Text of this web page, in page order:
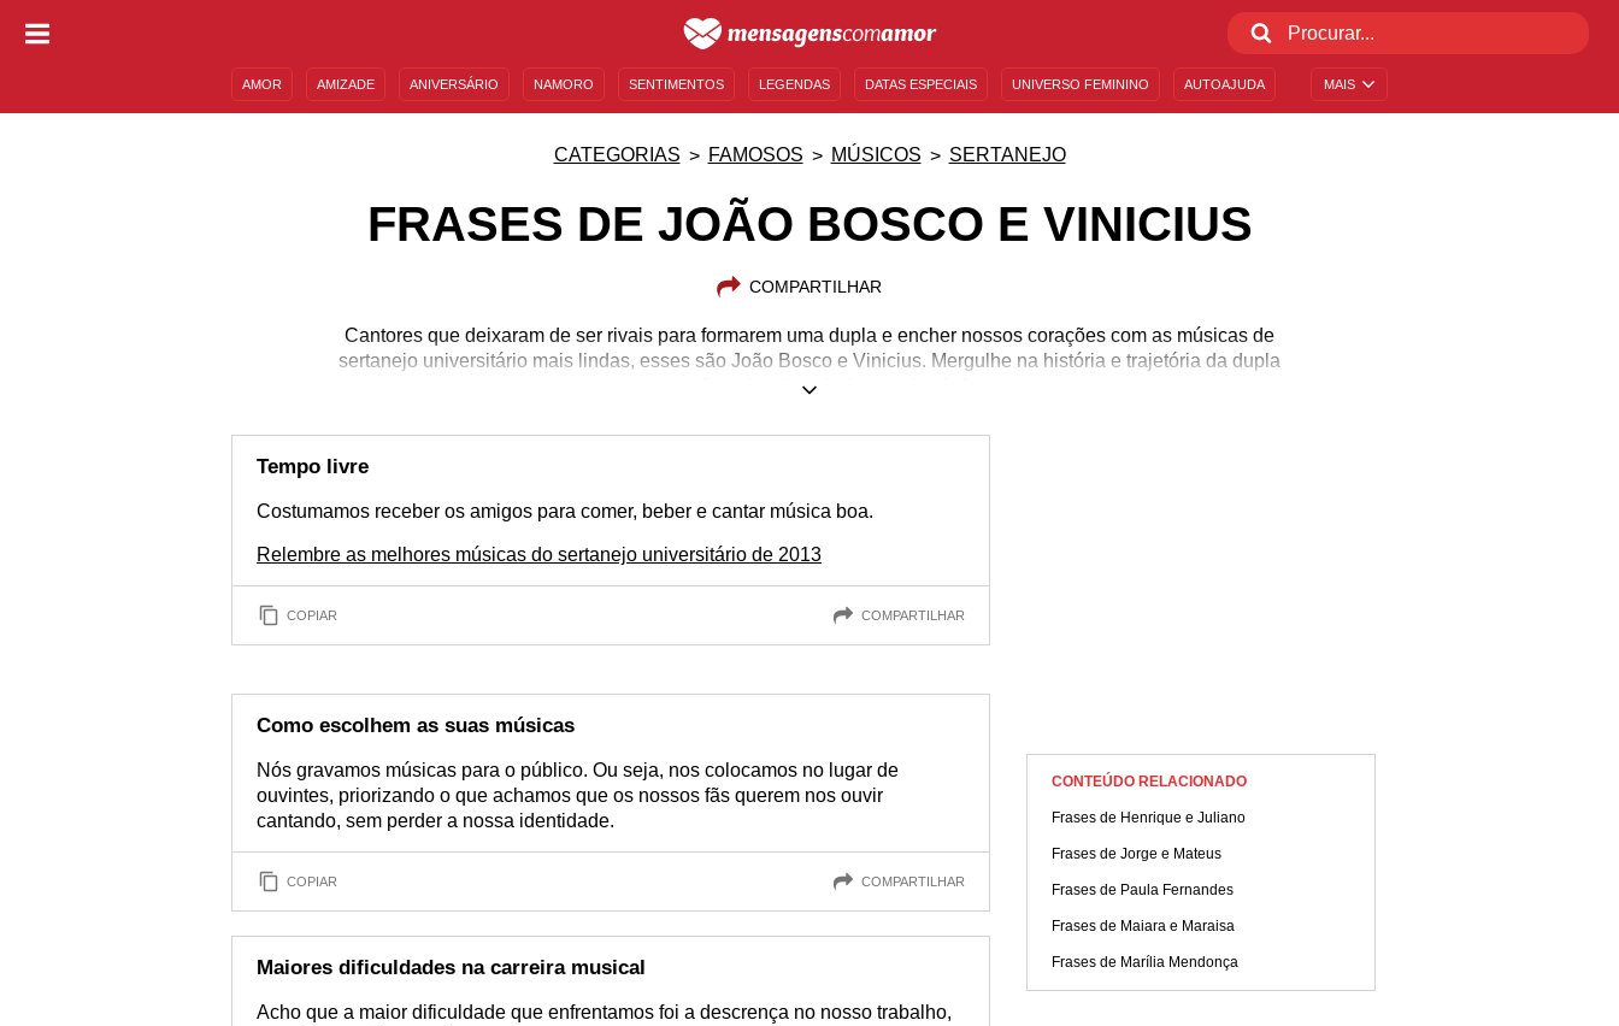
MAIS
AMOR AMIZADE ANIVERSÁRIO NAMORO SENTIMENTOS LEGENDAS DATAS ESPECIAIS UNIVERSO FEMININO AUTOAJUDA
CATEGORIAS FAMOSOS MÚSICOS SERTANEJO
FRASES DE JOÃO BOSCO E VINICIUS
COMPARTILHAR
Cantores que deixaram de ser rivais para formarem uma dupla e encher nossos corações com as músicas de
sertanejo universitário mais lindas, esses são João Bosco e Vinicius. Mergulhe na história e trajetória da dupla
que não vai mais sair da sua playlist!
Tempo livre
Costumamos receber os amigos para comer, beber e cantar música boa.
Relembre as melhores músicas do sertanejo universitário de 2013
COPIAR COMPARTILHAR
Como escolhem as suas músicas
Nós gravamos músicas para o público. Ou seja, nos colocamos no lugar de
ouvintes, priorizando o que achamos que os nossos fãs querem nos ouvir
cantando, sem perder a nossa identidade.
COPIAR COMPARTILHAR
Maiores dificuldades na carreira musical
Acho que a maior dificuldade que enfrentamos foi a descrença no nosso trabalho,
CONTEÚDO RELACIONADO
Frases de Henrique e Juliano
Frases de Jorge e Mateus
Frases de Paula Fernandes
Frases de Maiara e Maraisa
Frases de Marília Mendonça